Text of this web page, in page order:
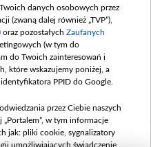
danych osobowych przez
(zwaną dalej również „TVP”),
oraz pozostałych Zaufanych
(w tym do
do Twoich zainteresowań i
które wskazujemy poniżej, a
PPID do Google.
przez Ciebie naszych
„Portalem”, w tym informacje
jak: pliki cookie, sygnalizatory
umożliwiających świadczenie